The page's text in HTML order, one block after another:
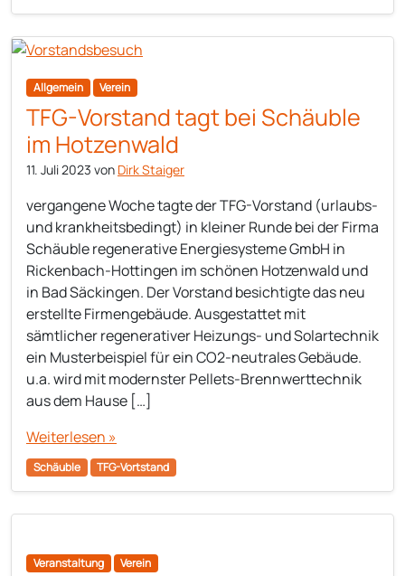
Allgemein Verein
TFG-Vorstand tagt bei Schäuble
im Hotzenwald
11. Juli 2023 von Dirk Staiger
vergangene Woche tagte der TFG-Vorstand (urlaubs-
und krankheitsbedingt) in kleiner Runde bei der Firma
Schäuble regenerative Energiesysteme GmbH in
Rickenbach-Hottingen im schönen Hotzenwald und
in Bad Säckingen. Der Vorstand besichtigte das neu
erstellte Firmengebäude. Ausgestattet mit
sämtlicher regenerativer Heizungs- und Solartechnik
ein Musterbeispiel für ein CO2-neutrales Gebäude.
u.a. wird mit modernster Pellets-Brennwerttechnik
aus dem Hause […]
Weiterlesen »
Schäuble TFG-Vortstand
Veranstaltung Verein